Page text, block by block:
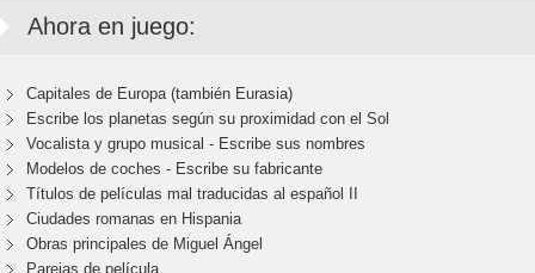
Ahora en juego:
Capitales de Europa (también Eurasia)
Escribe los planetas según su proximidad con el Sol
Vocalista y grupo musical - Escribe sus nombres
Modelos de coches - Escribe su fabricante
Títulos de películas mal traducidas al español II
Ciudades romanas en Hispania
Obras principales de Miguel Ángel
Parejas de película